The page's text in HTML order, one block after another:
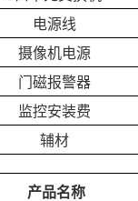
电源线
摄像机电源
门磁报警器
监控安装费
辅材
产品名称